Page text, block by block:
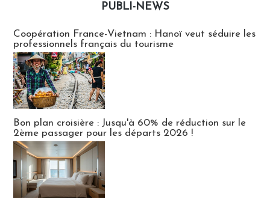
PUBLI-NEWS
Coopération France-Vietnam : Hanoï veut séduire les
professionnels français du tourisme
Bon plan croisière : Jusqu'à 60% de réduction sur le
2ème passager pour les départs 2026 !